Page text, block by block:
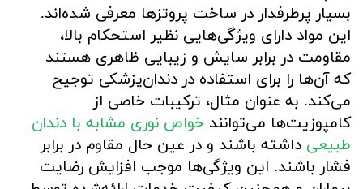
بسیار پرطرفدار در ساخت پروتزها معرفی شده‌اند.
این مواد دارای ویژگی‌هایی نظیر استحکام بالا،
مقاومت در برابر سایش و زیبایی ظاهری هستند
که آن‌ها را برای استفاده در دندان‌پزشکی توجیح
می‌کند. به عنوان مثال، ترکیبات خاصی از
کامپوزیت‌ها می‌توانند خواص نوری مشابه با دندان
طبیعی داشته باشند و در عین حال مقاوم در برابر
فشار باشند. این ویژگی‌ها موجب افزایش رضایت